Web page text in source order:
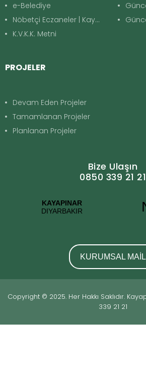
e-Belediye
Nöbetçi Eczaneler | Kayapınar
K.V.K.K. Metni
PROJELER
Devam Eden Projeler
Tamamlanan Projeler
Planlanan Projeler
Bize Ulaşın
0850 339 21 21
KURUMSAL MAİL
Copyright © 2025. Her Hakkı Saklıdır.
339 21 21